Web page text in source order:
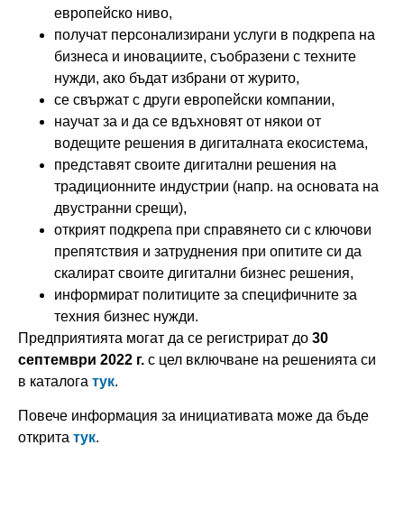
европейско ниво,
получат персонализирани услуги в подкрепа на
бизнеса и иновациите, съобразени с техните
нужди, ако бъдат избрани от журито,
се свържат с други европейски компании,
научат за и да се вдъхновят от някои от
водещите решения в дигиталната екосистема,
представят своите дигитални решения на
традиционните индустрии (напр. на основата на
двустранни срещи),
открият подкрепа при справянето си с ключови
препятствия и затруднения при опитите си да
скалират своите дигитални бизнес решения,
информират политиците за специфичните за
техния бизнес нужди.
Предприятията могат да се регистрират до 30
септември 2022 г. с цел включване на решенията си
в каталога тук.
Повече информация за инициативата може да бъде
открита тук.